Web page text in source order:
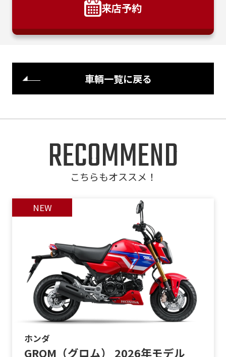
来店予約
車輌一覧に戻る
RECOMMEND
こちらもオススメ！
ホンダ
GROM（グロム） 2026年モデル